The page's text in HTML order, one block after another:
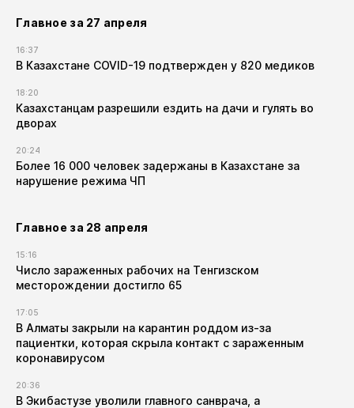
Главное за 27 апреля
16:37
В Казахстане COVID-19 подтвержден у 820 медиков
18:20
Казахстанцам разрешили ездить на дачи и гулять во
дворах
20:24
Более 16 000 человек задержаны в Казахстане за
нарушение режима ЧП
Главное за 28 апреля
15:16
Число зараженных рабочих на Тенгизском
месторождении достигло 65
17:05
В Алматы закрыли на карантин роддом из-за
пациентки, которая скрыла контакт с зараженным
коронавирусом
20:36
В Экибастузе уволили главного санврача, а